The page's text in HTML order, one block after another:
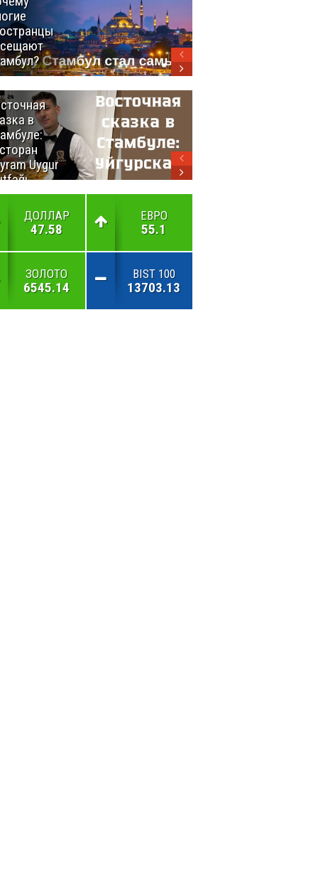
в
Uygur
ДОЛЛАР
47.58
ЕВРО
55.1
ЗОЛОТО
6545.14
BIST 100
13703.13